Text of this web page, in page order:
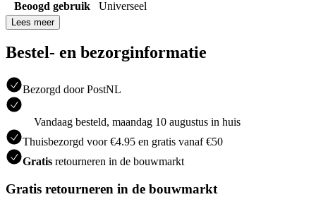
Beoogd gebruik Universeel
Lees meer
Bestel- en bezorginformatie
Bezorgd door PostNL
Vandaag besteld, maandag 10 augustus in huis
Thuisbezorgd voor €4.95 en gratis vanaf €50
Gratis retourneren in de bouwmarkt
Gratis retourneren in de bouwmarkt